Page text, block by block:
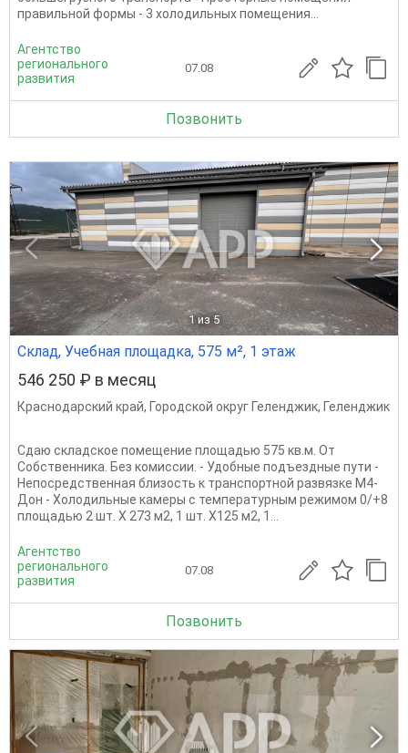
правильной формы - 3 холодильных помещения...
Агентство
регионального
развития
07.08
Позвонить
1 из 5
Склад, Учебная площадка, 575 м², 1 этаж
546 250 ₽ в месяц
Краснодарский край, Городской округ Геленджик, Геленджик
Сдаю складское помещение площадью 575 кв.м. От
Собственника. Без комиссии. - Удобные подъездные пути -
Непосредственная близость к транспортной развязке М4-
Дон - Холодильные камеры с температурным режимом 0/+8
площадью 2 шт. Х 273 м2, 1 шт. Х125 м2, 1...
Агентство
регионального
развития
07.08
Позвонить